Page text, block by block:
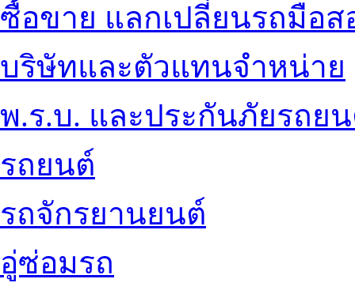
ซื้อขาย แลกเปลี่ยนรถมือส
บริษัทและตัวแทนจำหน่าย
พ.ร.บ. และประกันภัยรถย
รถยนต์
รถจักรยานยนต์
อู่ซ่อมรถ